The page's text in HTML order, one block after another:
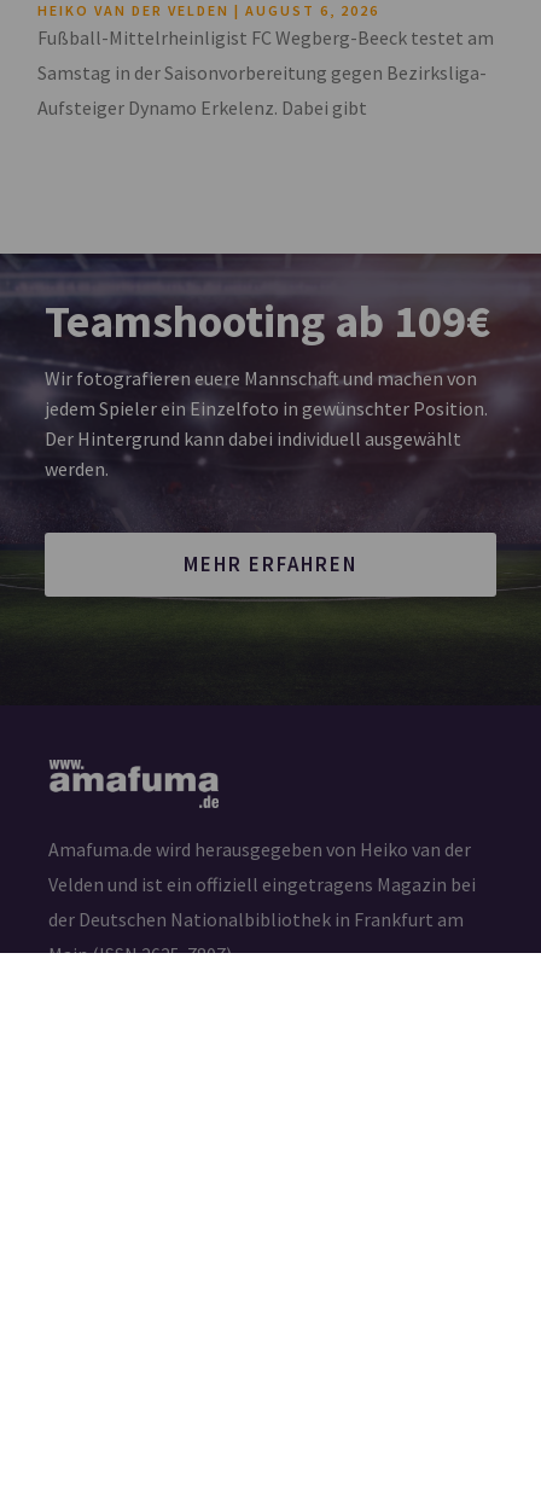
HEIKO VAN DER VELDEN AUGUST 6, 2026
Fußball-Mittelrheinligist FC Wegberg-Beeck testet am
Samstag in der Saisonvorbereitung gegen Bezirksliga-
Aufsteiger Dynamo Erkelenz. Dabei gibt
Teamshooting ab 109€
Wir fotografieren euere Mannschaft und machen von
jedem Spieler ein Einzelfoto in gewünschter Position.
Der Hintergrund kann dabei individuell ausgewählt
werden.
MEHR ERFAHREN
Amafuma.de wird herausgegeben von Heiko van der
Velden und ist ein offiziell eingetragens Magazin bei
der Deutschen Nationalbibliothek in Frankfurt am
Main (ISSN 2625-7807)